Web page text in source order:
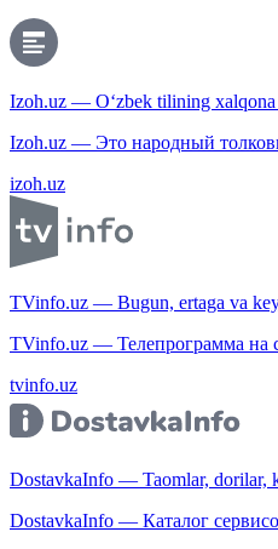
Izoh.uz — O‘zbek tilining xalqona
Izoh.uz — Это народный
izoh.uz
TVinfo.uz — Bugun, ertaga va
TVinfo.uz — Телепрограмма на
tvinfo.uz
DostavkaInfo — Taomlar, dorilar,
DostavkaInfo — Каталог